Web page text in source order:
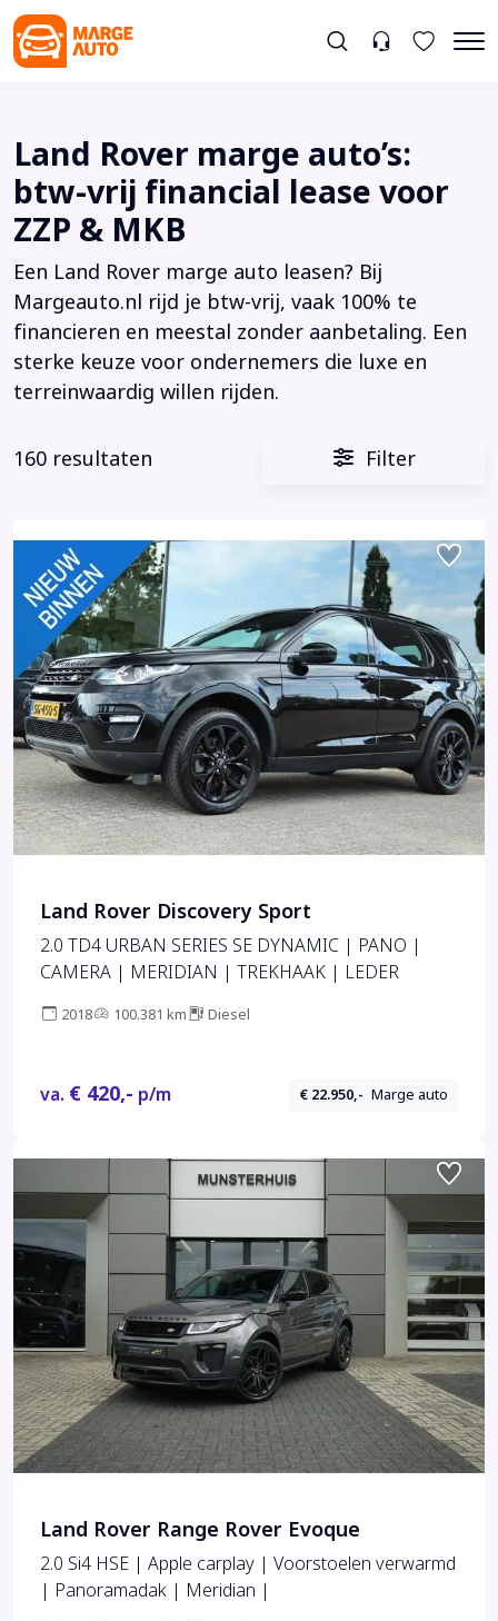
Land Rover marge auto’s:
btw-vrij financial lease voor
ZZP & MKB
Een Land Rover marge auto leasen? Bij
Margeauto.nl rijd je btw-vrij, vaak 100% te
financieren en meestal zonder aanbetaling. Een
sterke keuze voor ondernemers die luxe en
terreinwaardig willen rijden.
160 resultaten Filter
Land Rover Discovery Sport
2.0 TD4 URBAN SERIES SE DYNAMIC | PANO |
CAMERA | MERIDIAN | TREKHAAK | LEDER
2018 100.381 km Diesel
va. € 420,- p/m € 22.950,- Marge auto
Land Rover Range Rover Evoque
2.0 Si4 HSE | Apple carplay | Voorstoelen verwarmd
| Panoramadak | Meridian |